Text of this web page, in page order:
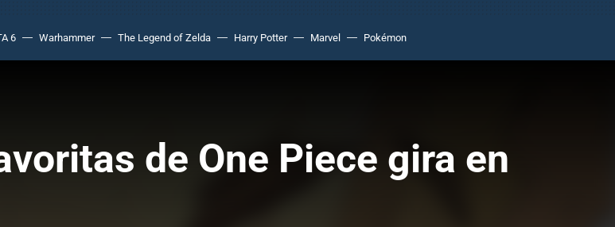
6 Warhammer The Legend of Zelda Harry Potter Marvel Pokémon
de One Piece gira en